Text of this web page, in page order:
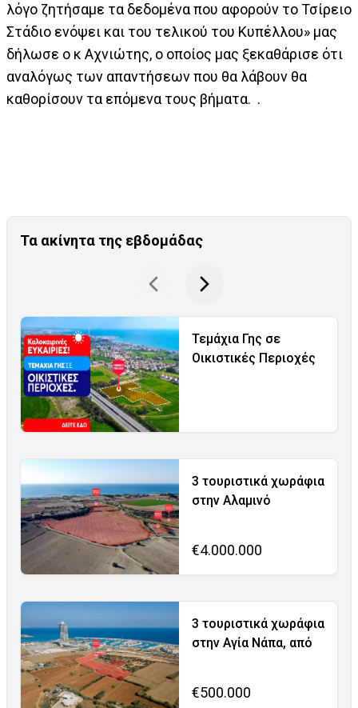
λόγο ζητήσαμε τα δεδομένα που αφορούν το Τσίρειο
Στάδιο ενόψει και του τελικού του Κυπέλλου» μας
δήλωσε ο κ Αχνιώτης, ο οποίος μας ξεκαθάρισε ότι
αναλόγως των απαντήσεων που θα λάβουν θα
καθορίσουν τα επόμενα τους βήματα. .
Τα ακίνητα της εβδομάδας
Τεμάχια Γης σε
Οικιστικές Περιοχές
3 τουριστικά χωράφια
στην Αλαμινό
€4.000.000
3 τουριστικά χωράφια
στην Αγία Νάπα, από
€500.000